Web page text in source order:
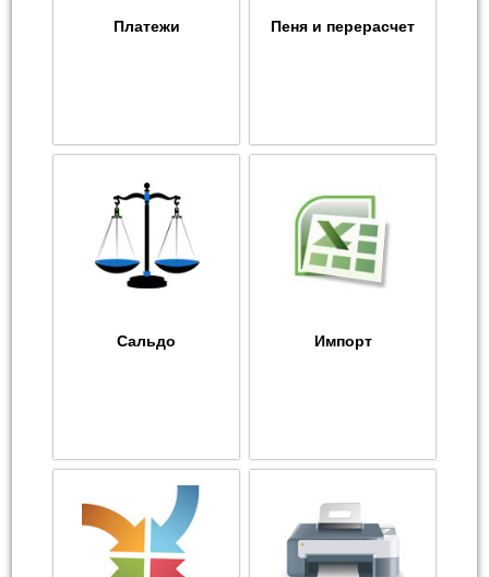
Платежи Пеня и перерасчет
Сальдо Импорт